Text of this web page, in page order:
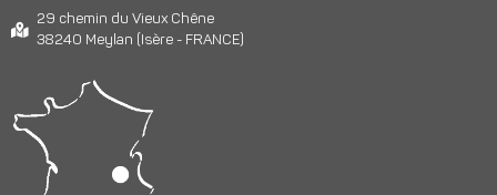
29 chemin du Vieux Chêne
38240 Meylan (Isère - FRANCE)